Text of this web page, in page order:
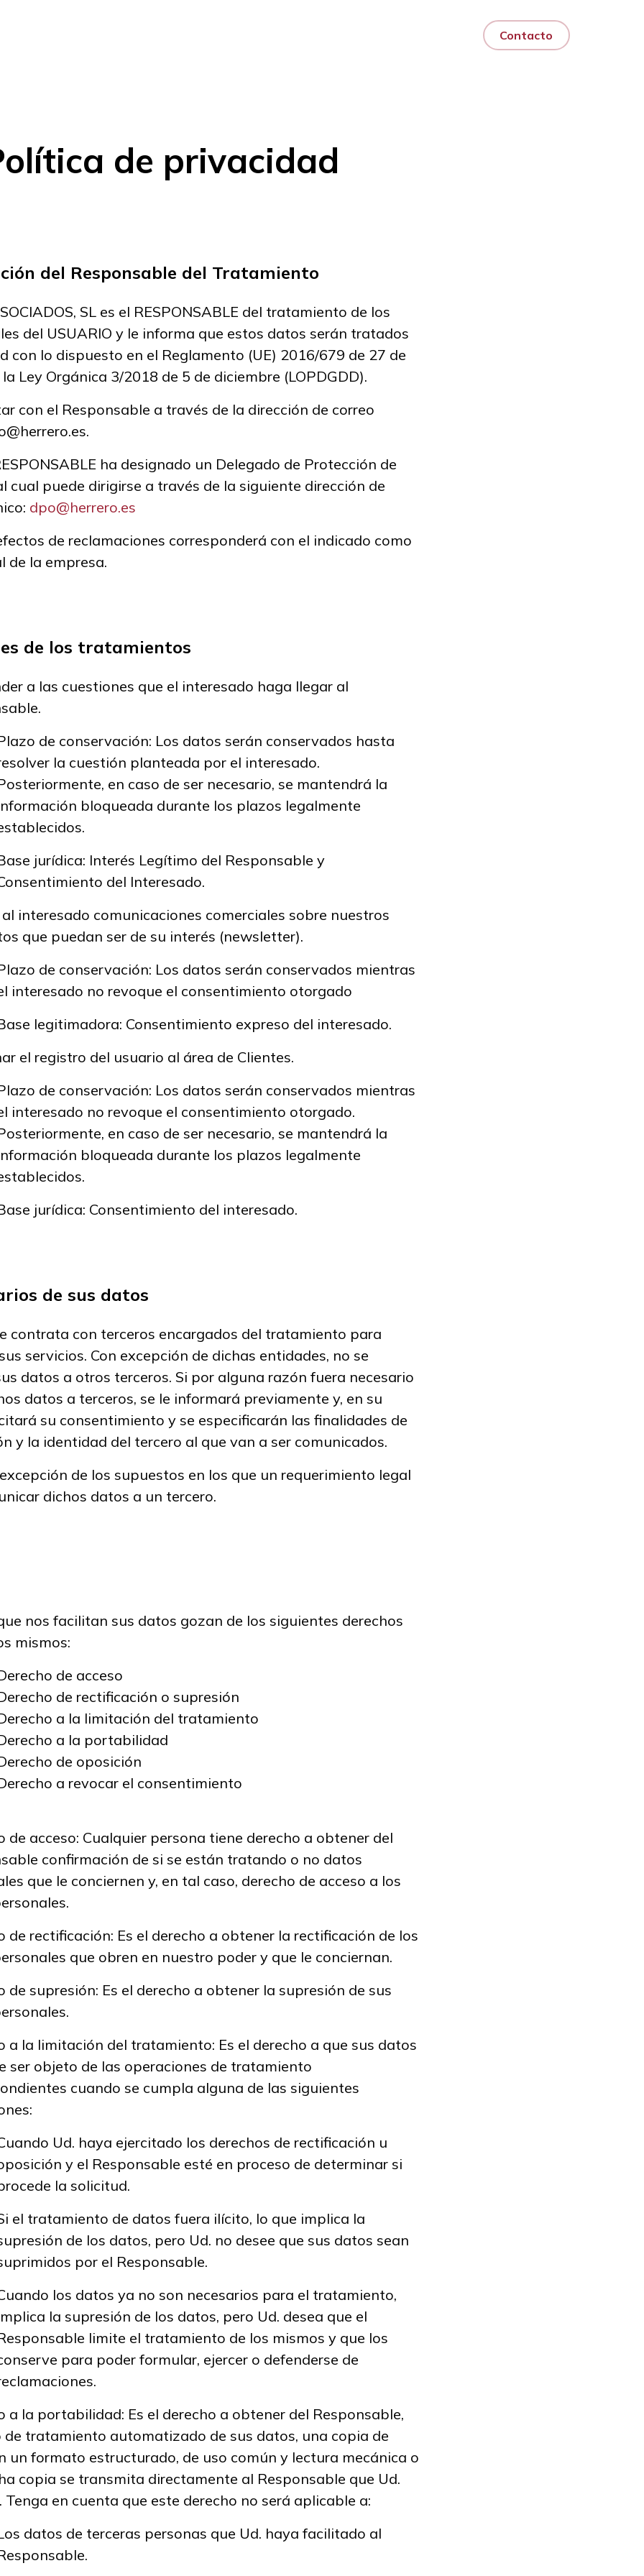
Contacto
de privacidad
del Responsable del Tratamiento
SL es el RESPONSABLE del tratamiento de los
del USUARIO y le informa que estos datos serán tratados
con lo dispuesto en el Reglamento (UE) 2016/679 de 27 de
Ley Orgánica 3/2018 de 5 de diciembre (LOPDGDD).
con el Responsable a través de la dirección de correo
ha designado un Delegado de Protección de
cual puede dirigirse a través de la siguiente dirección de
dpo@herrero.es
de reclamaciones corresponderá con el indicado como
de la empresa.
de los tratamientos
a las cuestiones que el interesado haga llegar al
de conservación: Los datos serán conservados hasta
la cuestión planteada por el interesado.
en caso de ser necesario, se mantendrá la
bloqueada durante los plazos legalmente
jurídica: Interés Legítimo del Responsable y
del Interesado.
interesado comunicaciones comerciales sobre nuestros
que puedan ser de su interés (newsletter).
de conservación: Los datos serán conservados mientras
interesado no revoque el consentimiento otorgado
legitimadora: Consentimiento expreso del interesado.
el registro del usuario al área de Clientes.
de conservación: Los datos serán conservados mientras
interesado no revoque el consentimiento otorgado.
en caso de ser necesario, se mantendrá la
bloqueada durante los plazos legalmente
jurídica: Consentimiento del interesado.
de sus datos
contrata con terceros encargados del tratamiento para
servicios. Con excepción de dichas entidades, no se
datos a otros terceros. Si por alguna razón fuera necesario
datos a terceros, se le informará previamente y, en su
su consentimiento y se especificarán las finalidades de
y la identidad del tercero al que van a ser comunicados.
de los supuestos en los que un requerimiento legal
dichos datos a un tercero.
nos facilitan sus datos gozan de los siguientes derechos
mismos:
de acceso
de rectificación o supresión
a la limitación del tratamiento
a la portabilidad
de oposición
a revocar el consentimiento
de acceso: Cualquier persona tiene derecho a obtener del
confirmación de si se están tratando o no datos
que le conciernen y, en tal caso, derecho de acceso a los
de rectificación: Es el derecho a obtener la rectificación de los
que obren en nuestro poder y que le conciernan.
de supresión: Es el derecho a obtener la supresión de sus
a la limitación del tratamiento: Es el derecho a que sus datos
ser objeto de las operaciones de tratamiento
cuando se cumpla alguna de las siguientes
Ud. haya ejercitado los derechos de rectificación u
y el Responsable esté en proceso de determinar si
la solicitud.
el tratamiento de datos fuera ilícito, lo que implica la
de los datos, pero Ud. no desee que sus datos sean
por el Responsable.
los datos ya no son necesarios para el tratamiento,
la supresión de los datos, pero Ud. desea que el
limite el tratamiento de los mismos y que los
para poder formular, ejercer o defenderse de
a la portabilidad: Es el derecho a obtener del Responsable,
de tratamiento automatizado de sus datos, una copia de
un formato estructurado, de uso común y lectura mecánica o
copia se transmita directamente al Responsable que Ud.
Tenga en cuenta que este derecho no será aplicable a:
datos de terceras personas que Ud. haya facilitado al